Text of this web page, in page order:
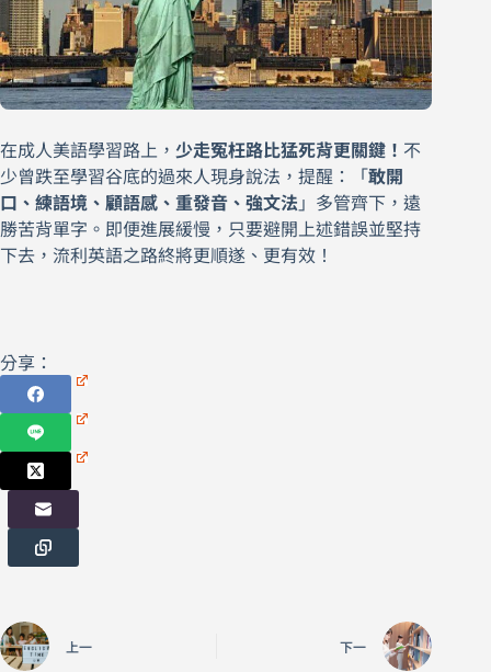
在成人美語學習路上， 少走冤枉路比猛死背更關鍵！ 不
少曾跌至學習谷底的過來人現身說法，提醒：「 敢開
口、練語境、顧語感、重發音、強文法 」多管齊下，遠
勝苦背單字。即便進展緩慢，只要避開上述錯誤並堅持
下去，流利英語之路終將更順遂、更有效！
分享：
上一 下一